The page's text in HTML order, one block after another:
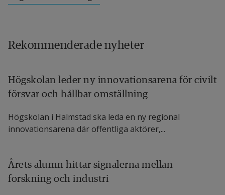
Rekommenderade nyheter
Högskolan leder ny innovationsarena för civilt
försvar och hållbar omställning
Högskolan i Halmstad ska leda en ny regional
innovationsarena där offentliga aktörer,...
Årets alumn hittar signalerna mellan
forskning och industri